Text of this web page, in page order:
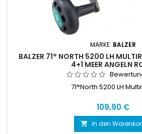
MARKE: BALZER
BALZER 71° NORTH 5200 LH
4+1 MEER ANGELN
71°North 5200 LH
Preis
109,90 €
 In den